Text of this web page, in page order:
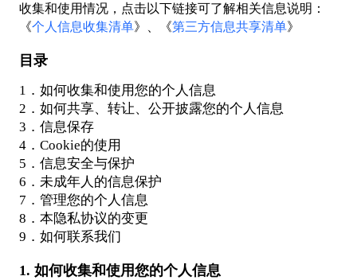
收集和使用情况，点击以下链接可了解相关信息说明：
《个人信息收集清单》、《第三方信息共享清单》
目录
1．如何收集和使用您的个人信息
2．如何共享、转让、公开披露您的个人信息
3．信息保存
4．Cookie的使用
5．信息安全与保护
6．未成年人的信息保护
7．管理您的个人信息
8．本隐私协议的变更
9．如何联系我们
1. 如何收集和使用您的个人信息